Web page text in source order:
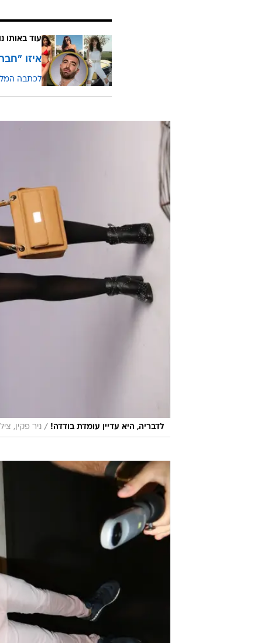
עוד באותו
איזו
לכתבה
לדבריה, היא עדיין עומדת בודדה! / ניר פקין,